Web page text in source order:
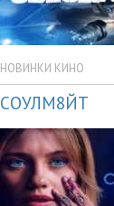
НОВИНКИ КИНО
СОУЛМ8ЙТ